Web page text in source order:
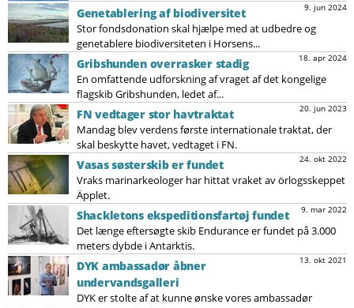
9. jun 2024
Genetablering af biodiversitet
Stor fondsdonation skal hjælpe med at udbedre og
genetablere biodiversiteten i Horsens...
18. apr 2024
Gribshunden overrasker stadig
En omfattende udforskning af vraget af det kongelige
flagskib Gribshunden, ledet af...
20. jun 2023
FN vedtager stor havtraktat
Mandag blev verdens første internationale traktat, der
skal beskytte havet, vedtaget i FN.
24. okt 2022
Vasas søsterskib er fundet
Vraks marinarkeologer har hittat vraket av örlogsskeppet
Äpplet.
9. mar 2022
Shackletons ekspeditionsfartøj fundet
Det længe eftersøgte skib Endurance er fundet på 3.000
meters dybde i Antarktis.
13. okt 2021
DYK ambassadør åbner
undervandsgalleri
DYK er stolte af at kunne ønske vores ambassadør